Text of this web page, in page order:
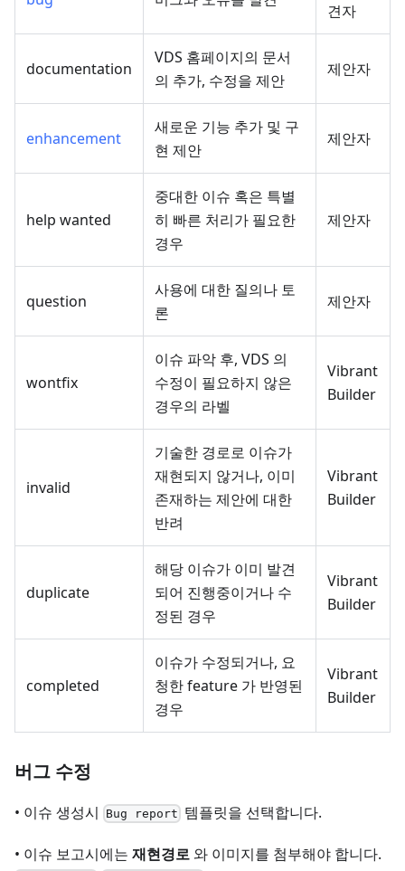
견자
documentation
VDS 홈페이지의 문서
의 추가, 수정을 제안
제안자
enhancement
새로운 기능 추가 및 구
현 제안
제안자
help wanted
중대한 이슈 혹은 특별
히 빠른 처리가 필요한
경우
제안자
question
사용에 대한 질의나 토
론
제안자
wontfix
이슈 파악 후, VDS 의
수정이 필요하지 않은
경우의 라벨
Vibrant
Builder
invalid
기술한 경로로 이슈가
재현되지 않거나, 이미
존재하는 제안에 대한
반려
Vibrant
Builder
duplicate
해당 이슈가 이미 발견
되어 진행중이거나 수
정된 경우
Vibrant
Builder
completed
이슈가 수정되거나, 요
청한 feature 가 반영된
경우
Vibrant
Builder
버그 수정
• 이슈 생성시 Bug report 템플릿을 선택합니다.
• 이슈 보고시에는 재현경로 와 이미지를 첨부해야 합니다.